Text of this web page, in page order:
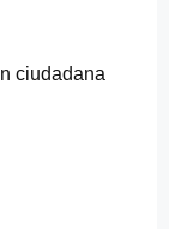
ciudadana